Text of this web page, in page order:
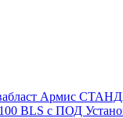
Армис
BLS с ПОД